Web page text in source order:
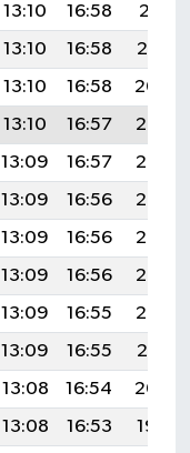
13:10 16:58
20:11
13:10 16:58
20:10
13:10 16:58
20:09
13:10 16:57
20:08
13:09 16:57
20:07
13:09 16:56
20:06
13:09 16:56
20:05
13:09 16:56
20:03
13:09 16:55
20:02
13:09 16:55
20:01
13:08 16:54
20:00
13:08 16:53
19:59